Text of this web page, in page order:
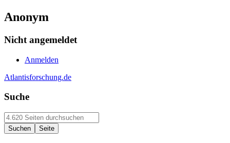
Anonym
Nicht angemeldet
Anmelden
Atlantisforschung.de
Suche